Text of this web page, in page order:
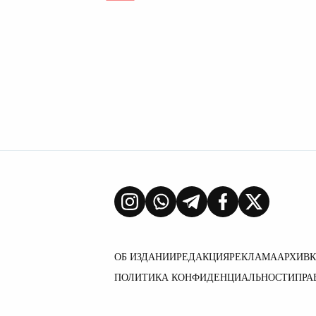
ОБ ИЗДАНИИРЕДАКЦИЯРЕКЛАМААРХИВ
ПОЛИТИКА КОНФИДЕНЦИАЛЬНОСТИ